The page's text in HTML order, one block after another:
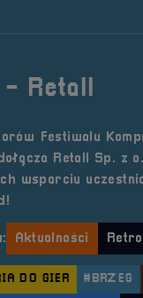
- Retall
Festiwalu
Retall Sp. z
wsparciu
Aktualności
DO GIER #BRZEG